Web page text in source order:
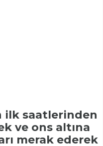
ilk saatlerinden
ve ons altına
merak ederek